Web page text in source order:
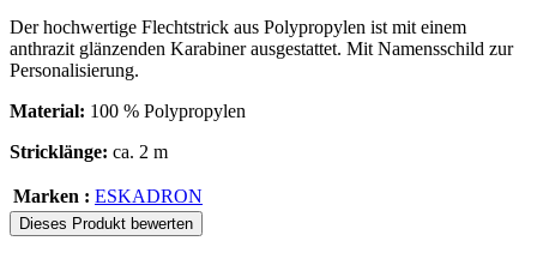
Der hochwertige Flechtstrick aus Polypropylen ist mit einem
anthrazit glänzenden Karabiner ausgestattet. Mit Namensschild zur
Personalisierung.
Material: 100 % Polypropylen
Stricklänge: ca. 2 m
Marken : ESKADRON
Dieses Produkt bewerten